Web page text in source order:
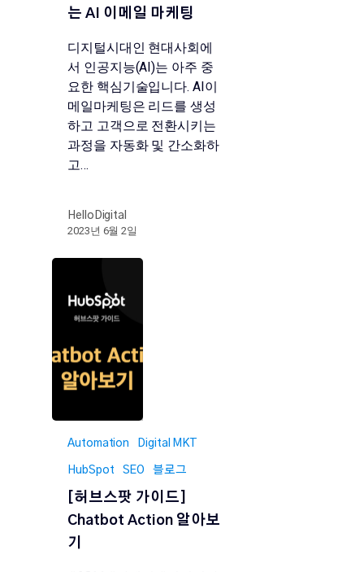
는 AI 이메일 마케팅
디지털시대인 현대사회에
서 인공지능(AI)는 아주 중
요한 핵심기술입니다. AI이
메일마케팅은 리드를 생성
하고 고객으로 전환시키는
과정을 자동화 및 간소화하
고…
HelloDigital
2023년 6월 2일
Automation Digital MKT
HubSpot SEO 블로그
[허브스팟 가이드]
Chatbot Action 알아보
기